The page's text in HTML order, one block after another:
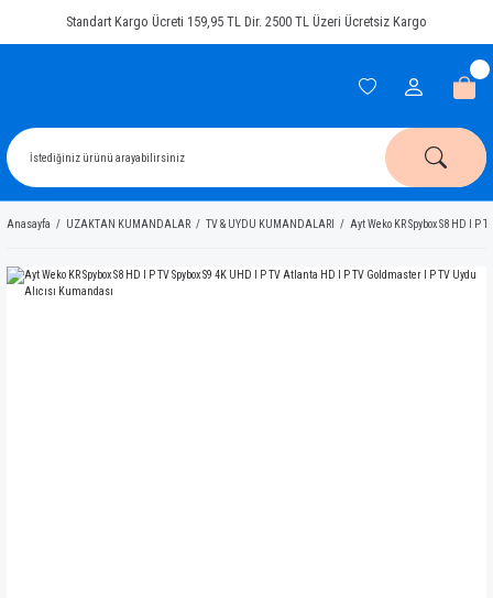
Standart Kargo Ücreti 159,95 TL Dir. 2500 TL Üzeri Ücretsiz Kargo
Anasayfa UZAKTAN KUMANDALAR TV & UYDU KUMANDALARI Ayt Weko KR Spybox S8 HD I P